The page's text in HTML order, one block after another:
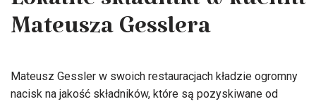
Mateusza Gesslera
Mateusz Gessler w swoich restauracjach kładzie ogromny
nacisk na jakość składników, które są pozyskiwane od